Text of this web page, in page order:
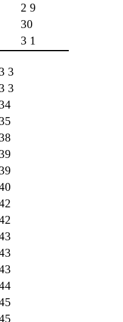
2 9
30
3 1
3 3
3 3
34
35
38
39
39